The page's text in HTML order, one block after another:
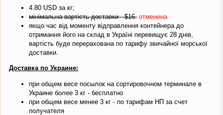
4.80 USD за кг;
мінімальна вартість доставки - $16. отменена
якщо час від моменту відправлення контейнера до
отримання його на склад в Україні перевищує 28 днів,
вартість буде перерахована по тарифу звичайної морської
доставки.
Доставка по Украине:
при общем весе посылок на сортировочном терминале в
Украине более 3 кг - бесплатно
при общем весе менее 3 кг - по тарифам НП за счет
получателя